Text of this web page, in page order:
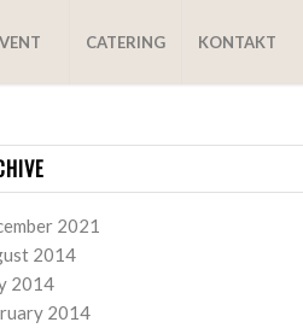
CATERING KONTAKT
2021
2014
2014
2014